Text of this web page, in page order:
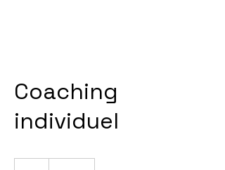
Coaching
individuel